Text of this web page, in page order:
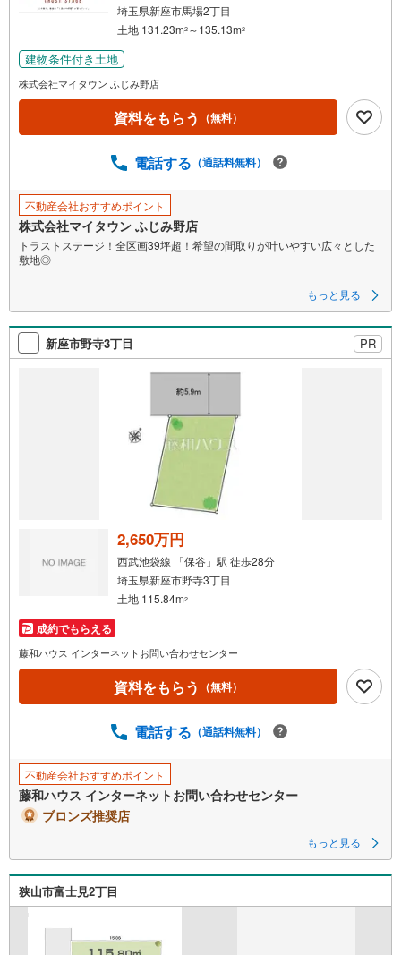
埼玉県新座市馬場2丁目
土地 131.23m2 ～135.13m2
建物条件付き土地
株式会社マイタウン ふじみ野店
資料をもらう （無料）
電話する （通話料無料）
不動産会社おすすめポイント
株式会社マイタウン ふじみ野店
トラストステージ！全区画39坪超！希望の間取りが叶いやすい広々とした
敷地◎
□スーパーが近くお買い物便利！周辺に商業施設が充実！
□緑豊かで穏やかな住宅街、保育施設や公園が近く子育て環境良好
◆ご家族の理想の住まいを形にする「フリープラン住宅」◆
お客様専属の設計士と間取りを1からプランニング。
ご家族のライフスタイルに合わせた理想の住まいを実現！
お気軽にお問い合わせください！
もっと見る
新座市野寺3丁目 PR
2,650万円
西武池袋線 「保谷」駅 徒歩28分
埼玉県新座市野寺3丁目
土地 115.84m2
成約でもらえる
藤和ハウス インターネットお問い合わせセンター
資料をもらう （無料）
電話する （通話料無料）
不動産会社おすすめポイント
藤和ハウス インターネットお問い合わせセンター
ブロンズ推奨店
もっと見る
狭山市富士見2丁目